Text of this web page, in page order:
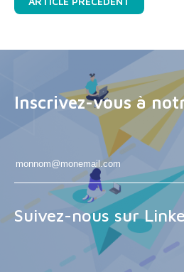
Inscrivez-vous à
Suivez-nous sur